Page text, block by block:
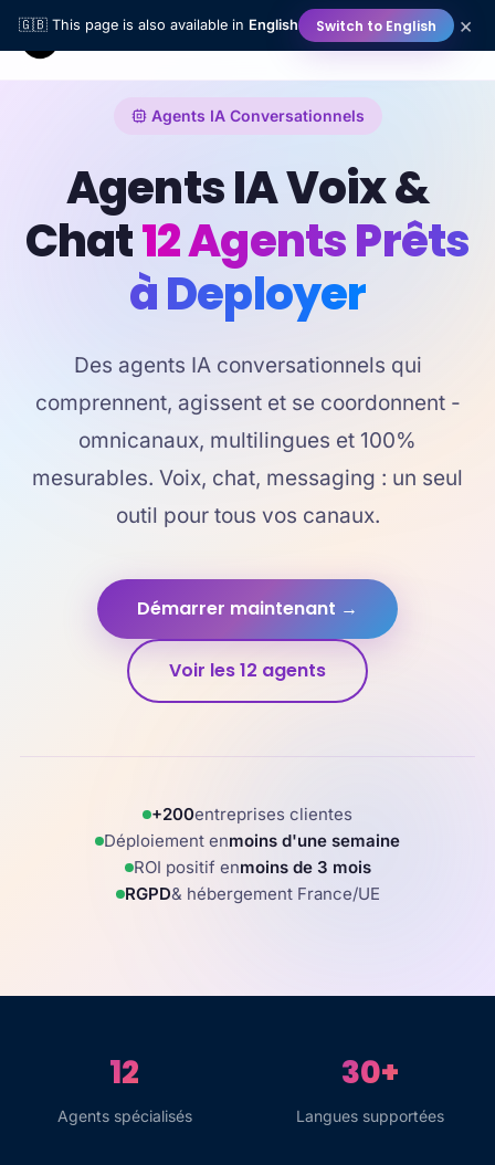
🇬🇧 This page is also available in English Switch to English ×
Agents IA Conversationnels
Agents IA Voix &
Chat12 Agents Prêts
à Deployer
Des agents IA conversationnels qui
comprennent, agissent et se coordonnent -
omnicanaux, multilingues et 100%
mesurables. Voix, chat, messaging : un seul
outil pour tous vos canaux.
Démarrer maintenant →
Voir les 12 agents
+200entreprises clientes
Déploiement enmoins d'une semaine
ROI positif enmoins de 3 mois
RGPD& hébergement France/UE
12
Agents spécialisés
30+
Langues supportées